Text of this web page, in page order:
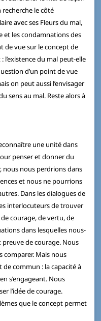
recherche le côté
avec ses Fleurs du mal,
et les condamnations des
de vue sur le concept de
du mal peut-elle
d’un point de vue
on peut aussi l’envisager
sens au mal. Reste alors à
une unité dans
penser et donner du
nous nous perdrions dans
et nous ne pourrions
Dans les dialogues de
interlocuteurs de trouver
courage, de vertu, de
dans lesquelles nous-
preuve de courage. Nous
comparer. Mais nous
de commun : la capacité à
s’engageant. Nous
l’idée de courage.
que le concept permet